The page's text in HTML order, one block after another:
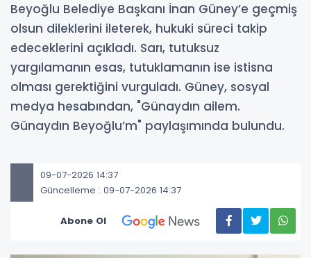
Beyoğlu Belediye Başkanı İnan Güney’e geçmiş
olsun dileklerini ileterek, hukuki süreci takip
edeceklerini açıkladı. Sarı, tutuksuz
yargılamanın esas, tutuklamanın ise istisna
olması gerektiğini vurguladı. Güney, sosyal
medya hesabından, "Günaydın ailem.
Günaydın Beyoğlu’m" paylaşımında bulundu.
09-07-2026 14:37
Güncelleme : 09-07-2026 14:37
Abone Ol